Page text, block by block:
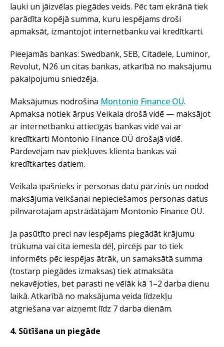
lauki un jāizvēlas piegādes veids. Pēc tam ekrānā tiek
parādīta kopējā summa, kuru iespējams droši
apmaksāt, izmantojot internetbanku vai kredītkarti.
Pieejamās bankas: Swedbank, SEB, Citadele, Luminor,
Revolut, N26 un citas bankas, atkarībā no maksājumu
pakalpojumu sniedzēja.
Maksājumus nodrošina Montonio Finance OÜ.
Apmaksa notiek ārpus Veikala drošā vidē — maksājot
ar internetbanku attiecīgās bankas vidē vai ar
kredītkarti Montonio Finance OÜ drošajā vidē.
Pārdevējam nav piekļuves klienta bankas vai
kredītkartes datiem.
Veikala īpašnieks ir personas datu pārzinis un nodod
maksājuma veikšanai nepieciešamos personas datus
pilnvarotajam apstrādātājam Montonio Finance OÜ.
Ja pasūtīto preci nav iespējams piegādāt krājumu
trūkuma vai cita iemesla dēļ, pircējs par to tiek
informēts pēc iespējas ātrāk, un samaksātā summa
(tostarp piegādes izmaksas) tiek atmaksāta
nekavējoties, bet parasti ne vēlāk kā 1–2 darba dienu
laikā. Atkarībā no maksājuma veida līdzekļu
atgriešana var aizņemt līdz 7 darba dienām.
4. Sūtīšana un piegāde